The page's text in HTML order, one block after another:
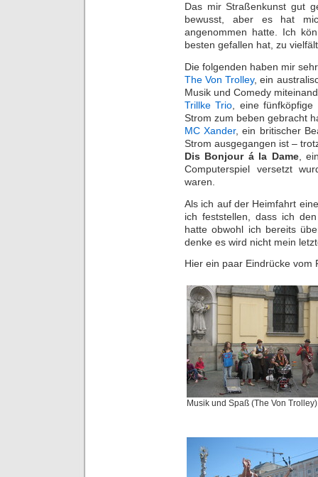
Das mir Straßenkunst gut
bewusst, aber es hat
angenommen hatte. Ich
besten gefallen hat, zu
Die folgenden haben mir
The Von Trolley, ein
Musik und Comedy
Trillke Trio , eine
Strom zum beben gebracht
MC Xander, ein britischer
Strom ausgegangen ist –
Dis Bonjour á la Dame,
Computerspiel versetzt
waren.
Als ich auf der Heimfahrt
ich feststellen, dass ich
hatte obwohl ich bereits
denke es wird nicht mein
Hier ein paar Eindrücke vom
Musik und Spaß (The Von Trolley)